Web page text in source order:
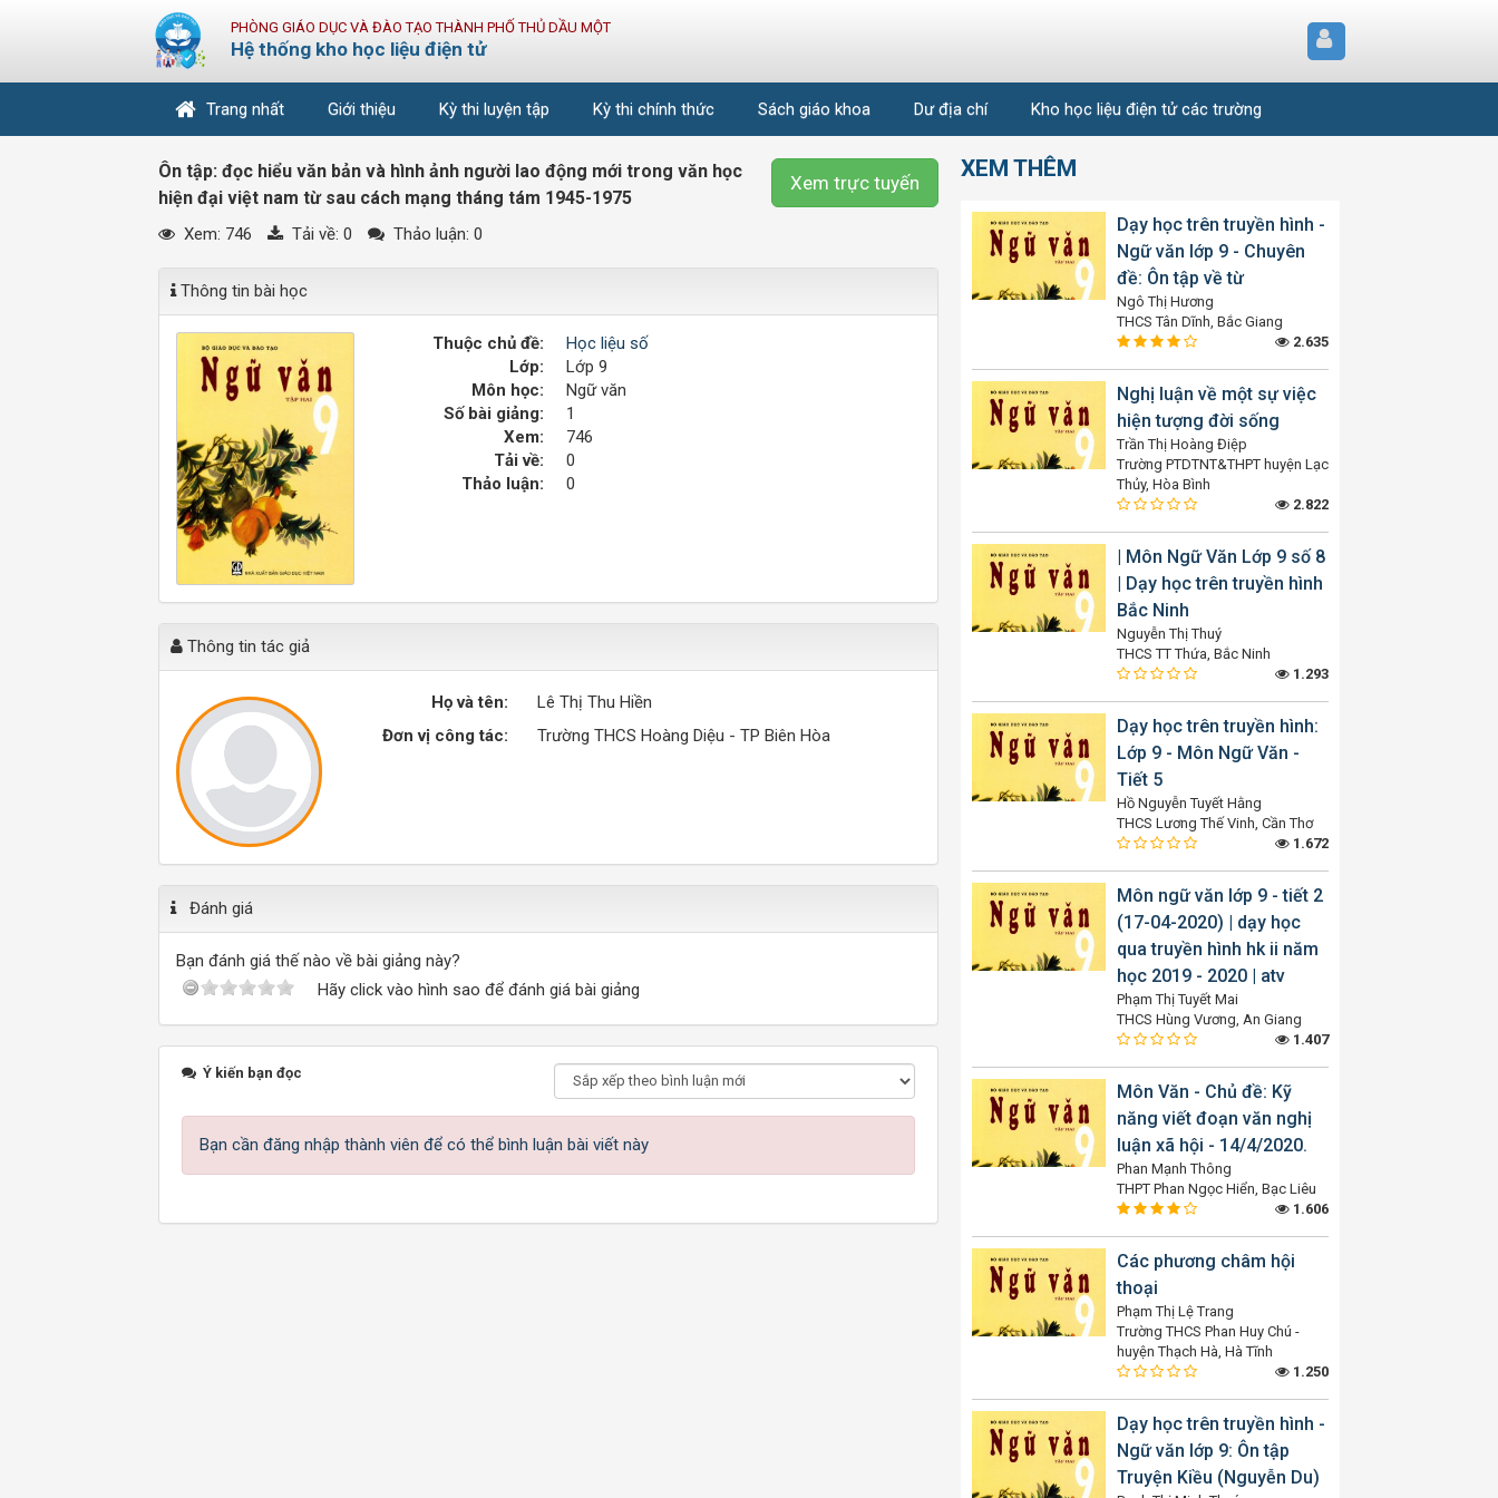
PHÒNG GIÁO DỤC VÀ ĐÀO TẠO THÀNH PHỐ THỦ DẦU MỘT
Hệ thống kho học liệu điện tử
Trang nhất Giới thiệu Kỳ thi luyện tập Kỳ thi chính thức Sách giáo khoa Dư địa chí Kho học liệu điện tử các trường
Xem trực tuyến
Ôn tập: đọc hiểu văn bản và hình ảnh người lao động mới trong văn học
hiện đại việt nam từ sau cách mạng tháng tám 1945-1975
Xem: 746 Tải về: 0 Thảo luận: 0
Thông tin bài học
Thuộc chủ đề:
Học liệu số
Lớp:
Lớp 9
Môn học:
Ngữ văn
Số bài giảng:
1
Xem:
746
Tải về:
0
Thảo luận:
0
Thông tin tác giả
Họ và tên:
Lê Thị Thu Hiền
Đơn vị công tác:
Trường THCS Hoàng Diệu - TP Biên Hòa
Đánh giá
Bạn đánh giá thế nào về bài giảng này?
Hãy click vào hình sao để đánh giá bài giảng
Ý kiến bạn đọc
Bạn cần đăng nhập thành viên để có thể bình luận bài viết này
XEM THÊM
Dạy học trên truyền hình -
Ngữ văn lớp 9 - Chuyên
đề: Ôn tập về từ
Ngô Thị Hương
THCS Tân Dĩnh, Bắc Giang
2.635
Nghị luận về một sự việc
hiện tượng đời sống
Trần Thị Hoàng Điệp
Trường PTDTNT&THPT huyện Lạc
Thủy, Hòa Bình
2.822
| Môn Ngữ Văn Lớp 9 số 8
| Dạy học trên truyền hình
Bắc Ninh
Nguyễn Thị Thuý
THCS TT Thứa, Bắc Ninh
1.293
Dạy học trên truyền hình:
Lớp 9 - Môn Ngữ Văn -
Tiết 5
Hồ Nguyễn Tuyết Hằng
THCS Lương Thế Vinh, Cần Thơ
1.672
Môn ngữ văn lớp 9 - tiết 2
(17-04-2020) | dạy học
qua truyền hình hk ii năm
học 2019 - 2020 | atv
Phạm Thị Tuyết Mai
THCS Hùng Vương, An Giang
1.407
Môn Văn - Chủ đề: Kỹ
năng viết đoạn văn nghị
luận xã hội - 14/4/2020.
Phan Mạnh Thông
THPT Phan Ngọc Hiển, Bạc Liêu
1.606
Các phương châm hội
thoại
Phạm Thị Lệ Trang
Trường THCS Phan Huy Chú -
huyện Thạch Hà, Hà Tĩnh
1.250
Dạy học trên truyền hình -
Ngữ văn lớp 9: Ôn tập
Truyện Kiều (Nguyễn Du)